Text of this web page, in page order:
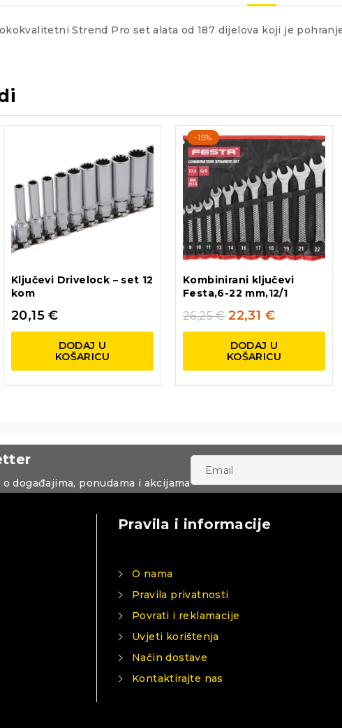
Strend Pro set alata od 187 dijelova koji je
Ključevi Drivelock – set 12
kom
20,15€
DODAJ U
KOŠARICU
-15%
Kombinirani ključevi
Festa,6-22 mm,12/1
26,25€ 22,31 €
DODAJ U
KOŠARICU
događajima, ponudama i akcijama
Pravila i informacije
O nama
Pravila privatnosti
Povrati i reklamacije
Uvjeti korištenja
Način dostave
Kontaktirajte nas